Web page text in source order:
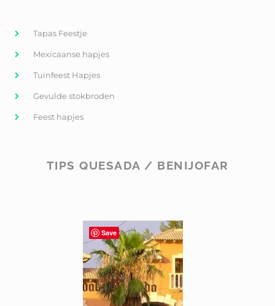
Tapas Feestje
Mexicaanse hapjes
Tuinfeest Hapjes
Gevulde stokbroden
Feest hapjes
TIPS QUESADA / BENIJOFAR
Save